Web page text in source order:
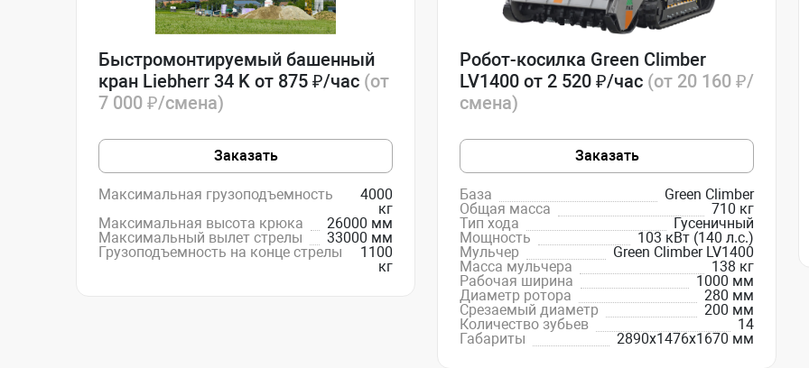
Быстромонтируемый башенный
кран Liebherr 34 K от 875 ₽/час (от
7 000 ₽/смена)
Заказать
Максимальная грузоподъемность
4000
кг
Максимальная высота крюка
26000 мм
Максимальный вылет стрелы
33000 мм
Грузоподъемность на конце стрелы
1100
кг
Робот-косилка Green Climber
LV1400 от 2 520 ₽/час (от 20 160 ₽/
смена)
Заказать
База
Green Climber
Общая масса
710 кг
Тип хода
Гусеничный
Мощность
103 кВт (140 л.с.)
Мульчер
Green Climber LV1400
Масса мульчера
138 кг
Рабочая ширина
1000 мм
Диаметр ротора
280 мм
Срезаемый диаметр
200 мм
Количество зубьев
14
Габариты
2890х1476х1670 мм